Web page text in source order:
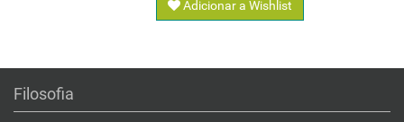
Adicionar a Wishlist
Filosofia